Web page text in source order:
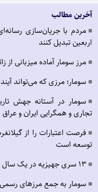
آخرین مطالب
■ مردم با جریان‌سازی
اربعین تبدیل کنند
■ مرز سومار آماده میزبانی از
■ سومار؛ مرزی که می‌تواند
■ سومار در آستانه جهش
تجاری و همگرایی ایران و عراق
■ فرصت اعتبارات را از
توسعه است
■ ۱۳ سری جهیزیه در یک سال به زوج‌های تحت پوشش اهدا شد
■ سومار به جمع مرزهای رسمی